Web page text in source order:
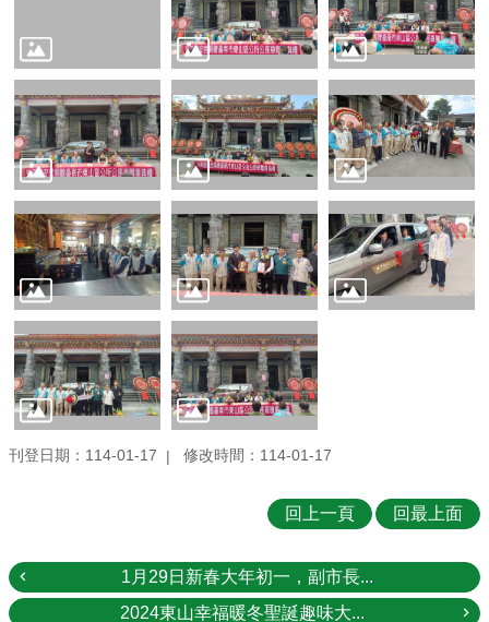
社
區
便
民
服
務
公
開
資
訊
觀
光
旅
遊
息
地
震
刊登日期：114-01-17 修改時間：114-01-17
回上一頁 回最上面
1月29日新春大年初一，副市長...
2024東山幸福暖冬聖誕趣味大...